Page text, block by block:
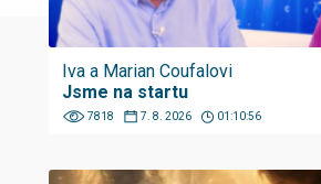
Iva a Marian Coufalovi
Jsme na startu
7818 7. 8. 2026 01:10:56